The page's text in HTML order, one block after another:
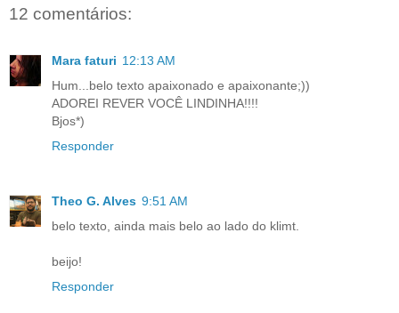
12 comentários:
Mara faturi 12:13 AM
Hum...belo texto apaixonado e apaixonante;))
ADOREI REVER VOCÊ LINDINHA!!!!
Bjos*)
Responder
Theo G. Alves 9:51 AM
belo texto, ainda mais belo ao lado do klimt.
beijo!
Responder